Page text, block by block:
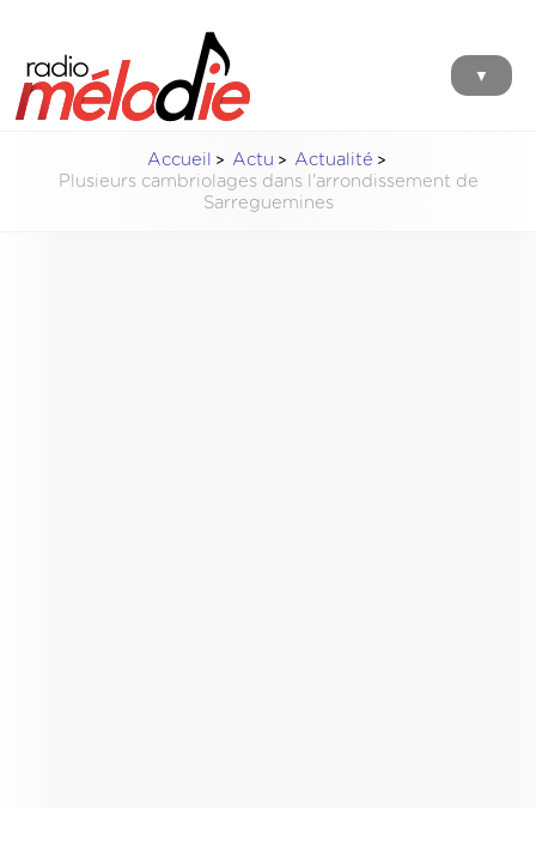
▼
Accueil Actu
Actualité
Plusieurs cambriolages dans l'arrondissement de
Sarreguemines